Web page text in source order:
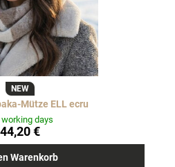
NEW
Mütze ELL ecru
working days
44,20 €
Warenkorb